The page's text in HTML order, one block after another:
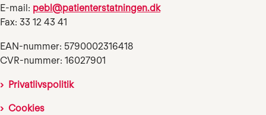
E-mail: pebl@patienterstatningen.dk
Fax: 33 12 43 41
EAN-nummer: 5790002316418
CVR-nummer: 16027901
Privatlivspolitik
Cookies